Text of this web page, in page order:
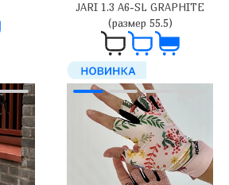
JARI 1.3 A6-SL GRAPHITE
(размер 55.5)
179 000